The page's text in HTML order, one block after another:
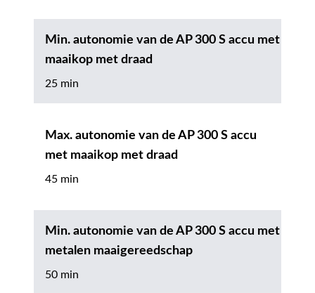
Min. autonomie van de AP 300 S accu met
maaikop met draad
25 min
Max. autonomie van de AP 300 S accu
met maaikop met draad
45 min
Min. autonomie van de AP 300 S accu met
metalen maaigereedschap
50 min